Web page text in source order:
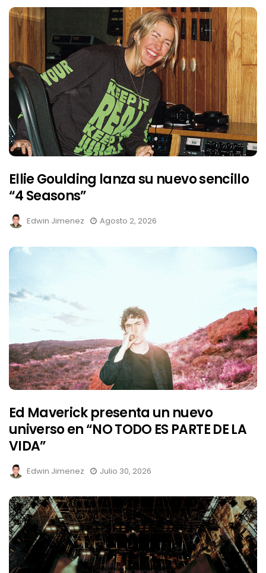
Ellie Goulding lanza su nuevo sencillo
“4 Seasons”
Edwin Jimenez Agosto 2, 2026
Ed Maverick presenta un nuevo
universo en “NO TODO ES PARTE DE LA
VIDA”
Edwin Jimenez Julio 30, 2026